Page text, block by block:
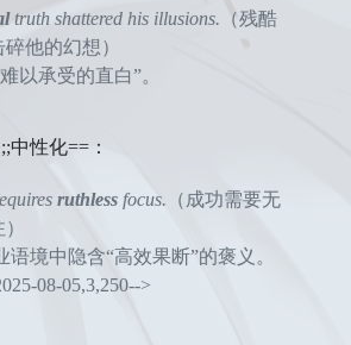
truth shattered his illusions. （残酷
他的幻想）
以承受的直白”。
中性化==：
ruthlessfocus. （成功需要无
境中隐含“高效果断”的褒义。
08-05,3,250-->